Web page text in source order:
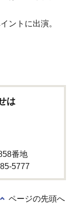
ントに出演。
は
番地
5777
ページの先頭へ